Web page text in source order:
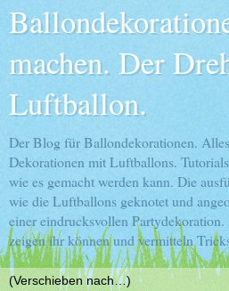
machen. Der
Luftballon.
Der Blog für Ballondekorationen.
Dekorationen mit Luftballons.
wie es gemacht werden kann. Die
wie die Luftballons geknotet und
einer eindrucksvollen
zeigen ihr können und vermitteln